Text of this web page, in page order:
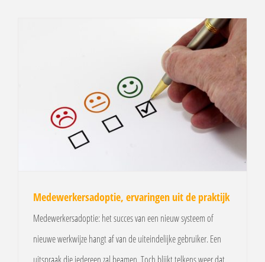
Medewerkersadoptie, ervaringen uit de praktijk
Medewerkersadoptie: het succes van een nieuw systeem of
nieuwe werkwijze hangt af van de uiteindelijke gebruiker. Een